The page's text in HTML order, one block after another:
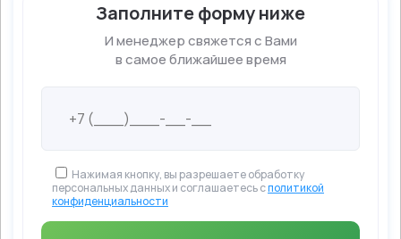
Заполните форму ниже
И менеджер свяжется с Вами
в самое ближайшее время
Нажимая кнопку, вы разрешаете обработку
персональных данных и соглашаетесь сполитикой
конфиденциальности